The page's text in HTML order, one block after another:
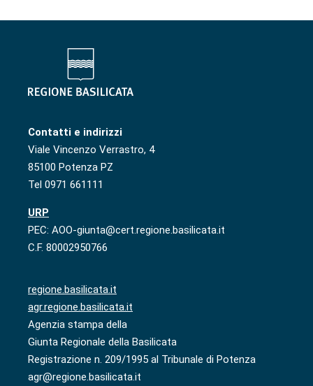
Contatti e indirizzi
Viale Vincenzo Verrastro, 4
85100 Potenza PZ
Tel 0971 661111
URP
PEC: AOO-giunta@cert.regione.basilicata.it
C.F. 80002950766
regione.basilicata.it
agr.regione.basilicata.it
Agenzia stampa della
Giunta Regionale della Basilicata
Registrazione n. 209/1995 al Tribunale di Potenza
agr@regione.basilicata.it